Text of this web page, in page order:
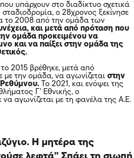
υπάρχουν στο διαδίκτυο σχετικά
ο 28χρονος ξεκίνησε
το 2008 από την ομάδα των
και μετά από πρόταση που
ομάδα προκειμένου να
και να παίξει στην ομάδα της
2015 βρέθηκε, μετά από
την ομάδα, να αγωνίζεται στην
Το 2021, και ενόψει της
Γ’ Εθνικής, ο
αγωνίζεται με τη φανέλα της Α.Ε.
Η μητέρα της